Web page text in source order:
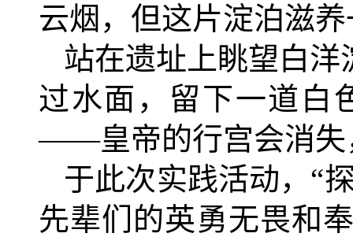
云烟，但这片淀泊滋
站在遗址上眺望白
过水面，留下一道白
——皇帝的行宫会消失
于此次实践活动，“
先辈们的英勇无畏和